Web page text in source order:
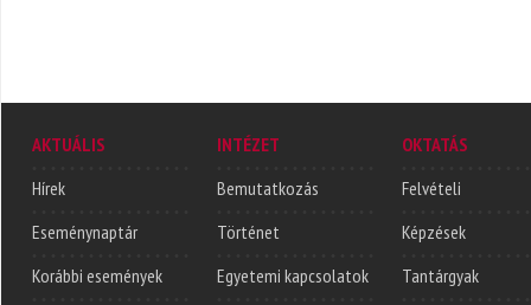
AKTUÁLIS
Hírek
Eseménynaptár
Korábbi események
INTÉZET
Bemutatkozás
Történet
Egyetemi kapcsolatok
OKTATÁS
Felvételi
Képzések
Tantárgyak